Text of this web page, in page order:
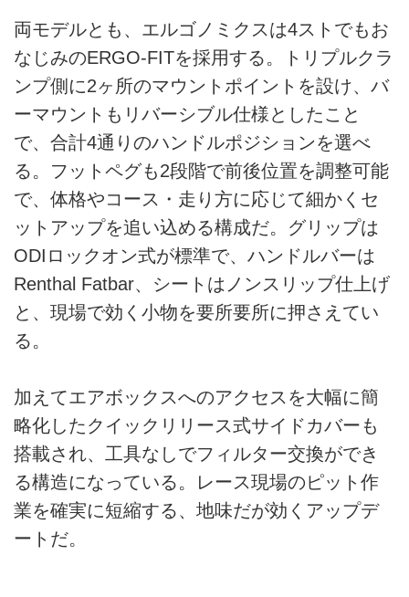
両モデルとも、エルゴノミクスは4ストでもお
なじみのERGO-FITを採用する。トリプルクラ
ンプ側に2ヶ所のマウントポイントを設け、バ
ーマウントもリバーシブル仕様としたこと
で、合計4通りのハンドルポジションを選べ
る。フットペグも2段階で前後位置を調整可能
で、体格やコース・走り方に応じて細かくセ
ットアップを追い込める構成だ。グリップは
ODIロックオン式が標準で、ハンドルバーは
Renthal Fatbar、シートはノンスリップ仕上げ
と、現場で効く小物を要所要所に押さえてい
る。
加えてエアボックスへのアクセスを大幅に簡
略化したクイックリリース式サイドカバーも
搭載され、工具なしでフィルター交換ができ
る構造になっている。レース現場のピット作
業を確実に短縮する、地味だが効くアップデ
ートだ。